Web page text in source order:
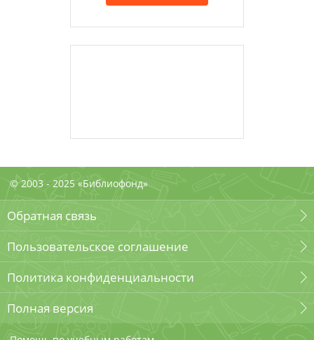
© 2003 - 2025 «Библиофонд»
Обратная связь
Пользовательское соглашение
Политика конфиденциальности
Полная версия